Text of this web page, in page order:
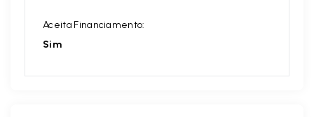
Aceita Financiamento:
Sim